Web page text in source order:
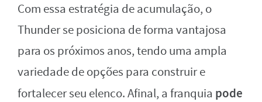
Com essa estratégia de acumulação, o
Thunder se posiciona de forma vantajosa
para os próximos anos, tendo uma ampla
variedade de opções para construir e
fortalecer seu elenco. Afinal, a franquia pode